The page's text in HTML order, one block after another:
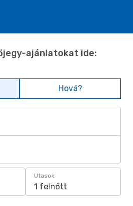
ajánlatokat ide:
Hová?
Utasok
1 felnőtt